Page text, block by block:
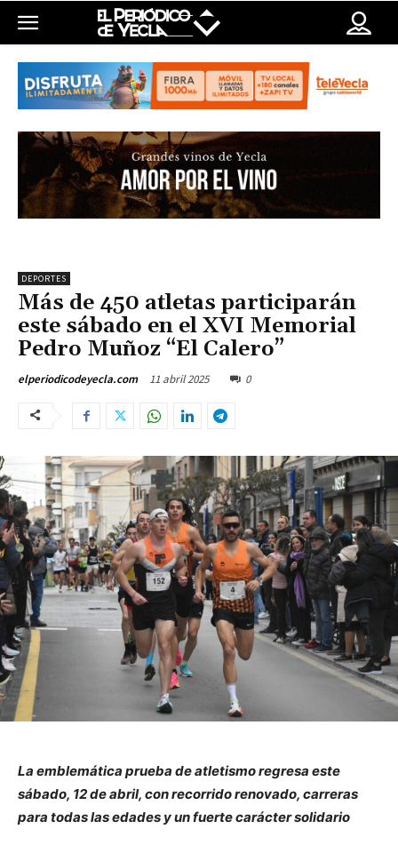
DEPORTES
Más de 450 atletas participarán
este sábado en el XVI Memorial
Pedro Muñoz “El Calero”
elperiodicodeyecla.com 11 abril 2025 0
La emblemática prueba de atletismo regresa este
sábado, 12 de abril, con recorrido renovado, carreras
para todas las edades y un fuerte carácter solidario